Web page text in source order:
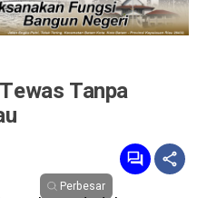
Tanpa
Perbesar